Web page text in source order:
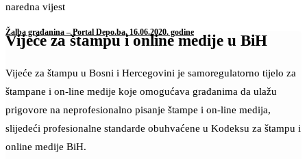
naredna vijest
Žalba građanina – Portal Depo.ba, 16.06.2020. godine
Vijeće za štampu i online medije u BiH
Vijeće za štampu u Bosni i Hercegovini je samoregulatorno tijelo za
štampane i on-line medije koje omogućava građanima da ulažu
prigovore na neprofesionalno pisanje štampe i on-line medija,
slijedeći profesionalne standarde obuhvaćene u Kodeksu za štampu i
online medije BiH.